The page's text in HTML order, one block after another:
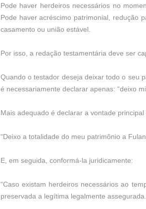
Pode haver herdeiros necessários no
Pode haver acréscimo patrimonial, redução
casamento ou união estável.
Por isso, a redação testamentária deve ser
Quando o testador deseja deixar todo o seu
é necessariamente declarar apenas: “deixo
Mais adequado é declarar a vontade
“Deixo a totalidade do meu patrimônio a
E, em seguida, conformá-la juridicamente:
“Caso existam herdeiros necessários ao
preservada a legítima legalmente